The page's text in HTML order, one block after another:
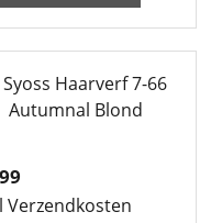
Verzendkosten